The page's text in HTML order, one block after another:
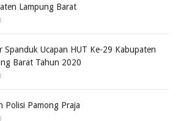
Lampung Barat
Spanduk Ucapan HUT Ke-29 Kabupaten
Barat Tahun 2020
Polisi Pamong Praja